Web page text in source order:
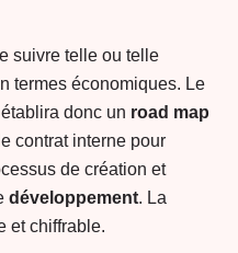
suivre telle ou telle
termes économiques. Le
établira donc un road map
contrat interne pour
de création et
développement. La
et chiffrable.